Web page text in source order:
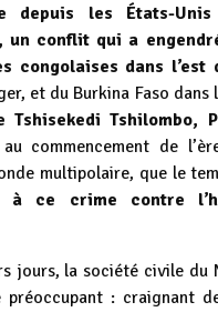
depuis les États-
un conflit qui a
congolaises dans l’est
et du Burkina Faso dans
Tshisekedi Tshilombo,
commencement de
multipolaire, que le
à ce crime contre
jours, la société civile du
préoccupant : craignant